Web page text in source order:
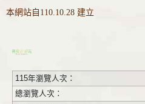
本網站自110.10.28 建立
115年瀏覽人次：
總瀏覽人次：